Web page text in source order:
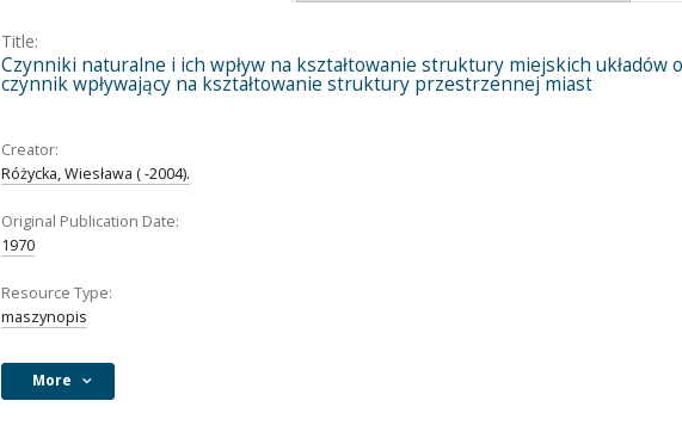
Title:
Czynniki naturalne i ich wpływ na kształtowanie struktury miejskich układów
czynnik wpływający na kształtowanie struktury przestrzennej miast
Creator:
Różycka, Wiesława ( -2004).
Original Publication Date:
1970
Resource Type:
maszynopis
More